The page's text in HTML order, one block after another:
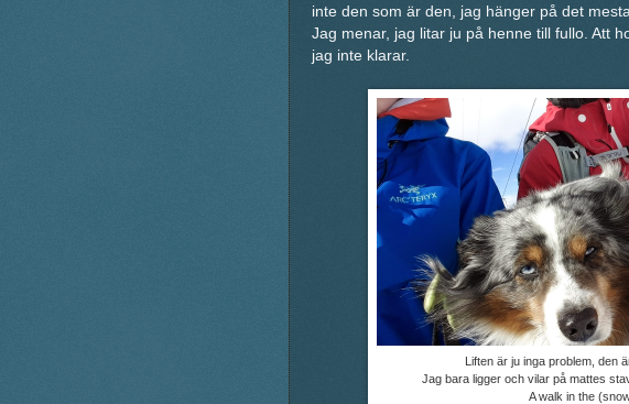
inte den som är den, jag hänger på det
Jag menar, jag litar ju på henne till fullo. Att
jag inte klarar.
Liften är ju inga problem, den
Jag bara ligger och vilar på mattes
A walk in the